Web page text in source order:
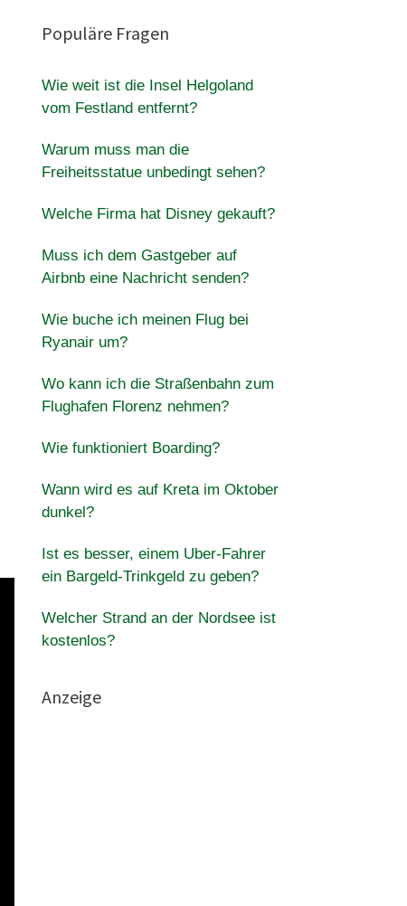
Populäre Fragen
Wie weit ist die Insel Helgoland
vom Festland entfernt?
Warum muss man die
Freiheitsstatue unbedingt sehen?
Welche Firma hat Disney gekauft?
Muss ich dem Gastgeber auf
Airbnb eine Nachricht senden?
Wie buche ich meinen Flug bei
Ryanair um?
Wo kann ich die Straßenbahn zum
Flughafen Florenz nehmen?
Wie funktioniert Boarding?
Wann wird es auf Kreta im Oktober
dunkel?
Ist es besser, einem Uber-Fahrer
ein Bargeld-Trinkgeld zu geben?
Welcher Strand an der Nordsee ist
kostenlos?
Anzeige